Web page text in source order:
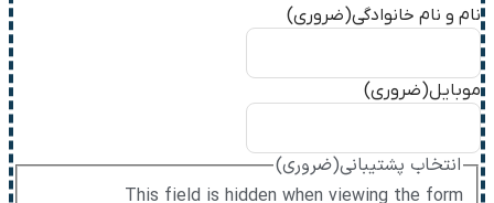
نام و نام خانوادگی(ضروری)
موبایل(ضروری)
This field is hidden when viewing the form
انتخاب پشتیبانی(ضروری)